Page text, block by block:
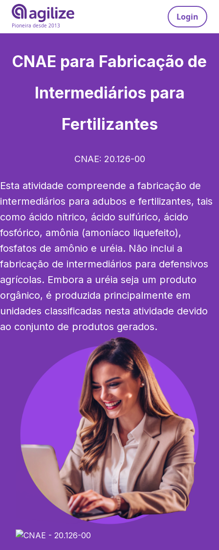
Pioneira desde 2013
Login
CNAE para Fabricação de
Intermediários para
Fertilizantes
CNAE: 20.126-00
Esta atividade compreende a fabricação de
intermediários para adubos e fertilizantes, tais
como ácido nítrico, ácido sulfúrico, ácido
fosfórico, amônia (amoníaco liquefeito),
fosfatos de amônio e uréia. Não inclui a
fabricação de intermediários para defensivos
agrícolas. Embora a uréia seja um produto
orgânico, é produzida principalmente em
unidades classificadas nesta atividade devido
ao conjunto de produtos gerados.